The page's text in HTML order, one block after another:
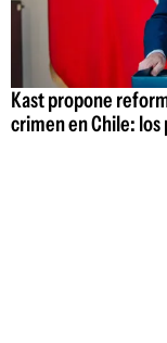
Kast propone
crimen en Chile: los